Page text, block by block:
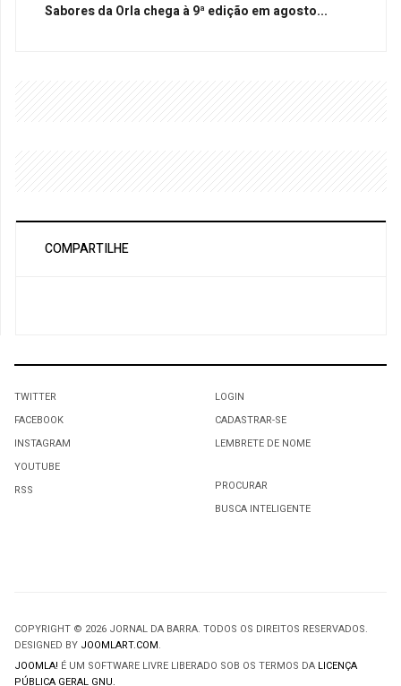
Sabores da Orla chega à 9ª edição em agosto...
COMPARTILHE
TWITTER
FACEBOOK
INSTAGRAM
YOUTUBE
RSS
LOGIN
CADASTRAR-SE
LEMBRETE DE NOME
PROCURAR
BUSCA INTELIGENTE
COPYRIGHT © 2026 JORNAL DA BARRA. TODOS OS DIREITOS RESERVADOS.
DESIGNED BY JOOMLART.COM.
JOOMLA! É UM SOFTWARE LIVRE LIBERADO SOB OS TERMOS DA LICENÇA
PÚBLICA GERAL GNU.